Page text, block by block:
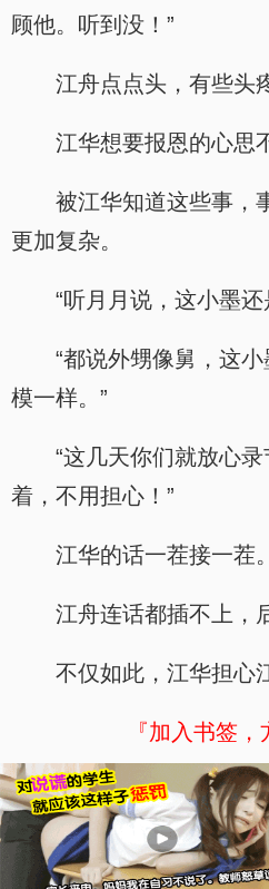
顾他。听到没！”
江舟点点头，有些头
江华想要报恩的心思
被江华知道这些事，
更加复杂。
“听月月说，这小墨
“都说外甥像舅，这
模一样。”
“这几天你们就放心
着，不用担心！”
江华的话一茬接一茬。
江舟连话都插不上，
不仅如此，江华担心
『加入书签，